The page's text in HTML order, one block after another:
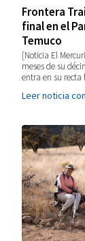
Frontera
final en el
Temuco
[Noticia El
meses de su
entra en su
Leer noticia